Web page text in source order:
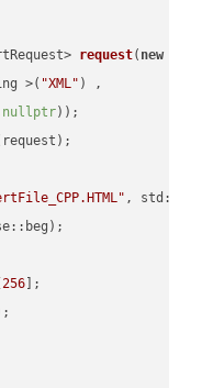
request( new
>(
"XML" ) ,
nullptr))
,
[256 ];